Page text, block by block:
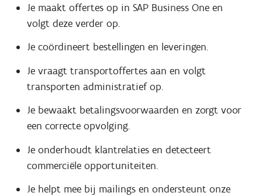
Je maakt offertes op in SAP Business One en
volgt deze verder op.
Je coördineert bestellingen en leveringen.
Je vraagt transportoffertes aan en volgt
transporten administratief op.
Je bewaakt betalingsvoorwaarden en zorgt voor
een correcte opvolging.
Je onderhoudt klantrelaties en detecteert
commerciële opportuniteiten.
Je helpt mee bij mailings en ondersteunt onze